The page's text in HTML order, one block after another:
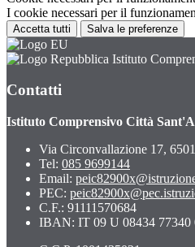
I cookie necessari per il
Accetta tutti Salva le preferenze
Istituto
Contatti
Istituto Comprensivo Città
Via Circonvallazione 17,
Tel: 085 9699144
Email:
PEC:
C.F.: 91111570684
IBAN: IT 09 U 08434 77340